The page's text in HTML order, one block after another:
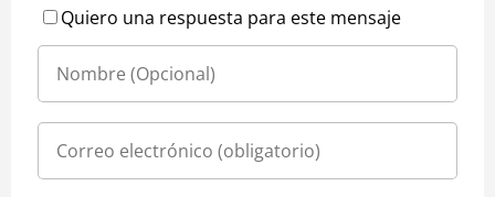
Quiero una respuesta para este mensaje